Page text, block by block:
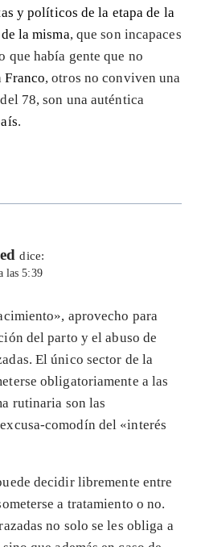
y políticos de la etapa de la
la misma, que son incapaces
que había gente que no
Franco, otros no conviven una
78, son una auténtica
.
dice:
las 5:39
aprovecho para
del parto y el abuso de
El único sector de la
obligatoriamente a las
rutinaria son las
comodín del «interés
decidir libremente entre
a tratamiento o no.
no solo se les obliga a